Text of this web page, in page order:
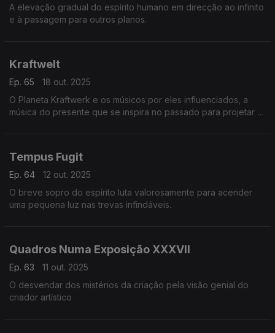
A elevação gradual do espírito humano em direcção ao infinito
e à passagem para outros planos.
Kraftwelt
Ep. 65
18 out. 2025
O Planeta Kraftwerk e os músicos por eles influenciados, a
música do presente que se inspira no passado para projetar e
Tempus Fugit
Ep. 64
12 out. 2025
O breve sopro do espírito luta valorosamente para acender
uma pequena luz nas trevas infindáveis.
Quadros Numa Exposição XXXVII
Ep. 63
11 out. 2025
O desvendar dos mistérios da criação pela visão genial do
criador artístico